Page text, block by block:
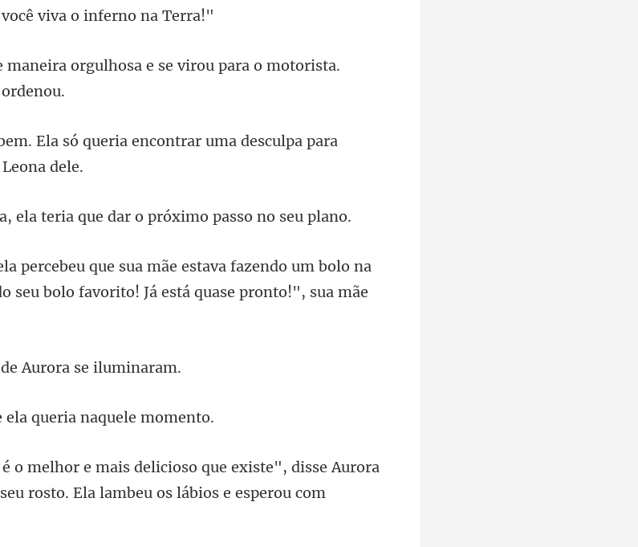
rgulhosa e se virou para o motorist
queria encontrar uma desculpa para
ela teria que dar o p
fazendo um bolo na
seu bolo
Auror
ela queria
que existe", disse Aurora